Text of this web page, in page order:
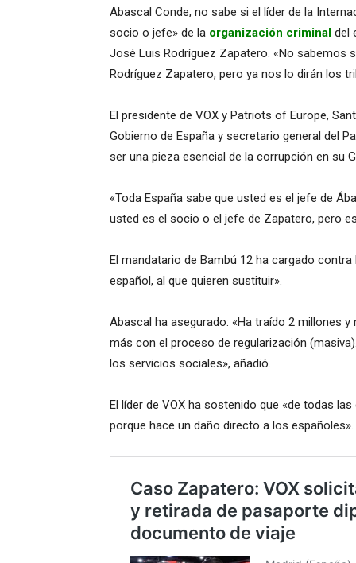
Abascal Conde, no sabe si el líder de la
socio o jefe» de la organización criminal del
José Luis Rodríguez Zapatero. «No sabemos
Rodríguez Zapatero, pero ya nos lo dirán los
El presidente de VOX y Patriots of Europe,
Gobierno de España y secretario general del
ser una pieza esencial de la corrupción en su
«Toda España sabe que usted es el jefe de
usted es el socio o el jefe de Zapatero, pero
El mandatario de Bambú 12 ha cargado
español, al que quieren sustituir».
Abascal ha asegurado: «Ha traído 2 millones
más con el proceso de regularización
los servicios sociales», añadió.
El líder de VOX ha sostenido que «de todas
porque hace un daño directo a los españoles».